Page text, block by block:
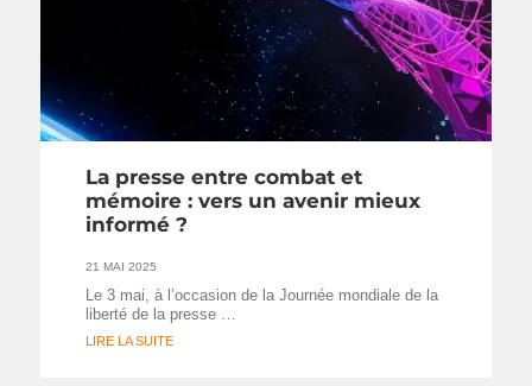
La presse entre combat et
mémoire : vers un avenir mieux
informé ?
21 MAI 2025
Le 3 mai, à l’occasion de la Journée mondiale de la
liberté de la presse …
LIRE LA SUITE